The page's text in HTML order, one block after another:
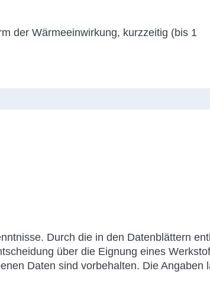
der Wärmeeinwirkung, kurzzeitig (bis 1
Durch die in den Datenblättern
über die Eignung eines
Daten sind vorbehalten. Die Angaben